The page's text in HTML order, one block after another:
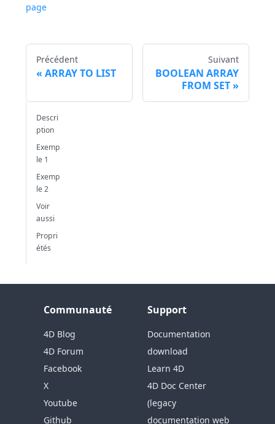
page
Précédent
ARRAY TO LIST
Suivant
BOOLEAN ARRAY
FROM SET
Descri
ption
Exemp
le 1
Exemp
le 2
Voir
aussi
Propri
étés
Communauté
4D Blog
4D Forum
Facebook
X
Youtube
Github
Support
Documentation
download
Learn 4D
4D Doc Center
(legacy
documentation web